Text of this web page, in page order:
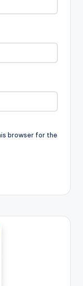
browser for the